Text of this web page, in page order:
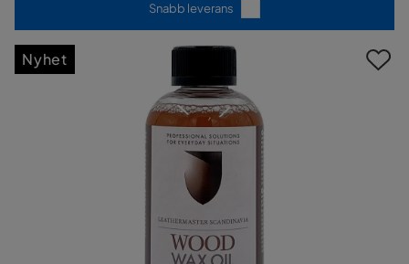
Snabb leverans
Nyhet